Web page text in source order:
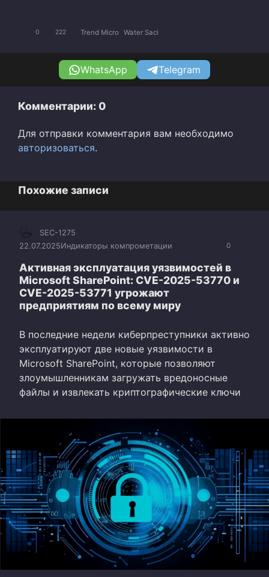
0 222 Trend Micro Water Saci
WhatsApp Telegram
Комментарии: 0
Для отправки комментария вам необходимо
авторизоваться.
Похожие записи
0
SEC-1275
22.07.2025Индикаторы компрометации
Активная эксплуатация уязвимостей в
Microsoft SharePoint: CVE-2025-53770 и
CVE-2025-53771 угрожают
предприятиям по всему миру
В последние недели киберпреступники активно
эксплуатируют две новые уязвимости в
Microsoft SharePoint, которые позволяют
злоумышленникам загружать вредоносные
файлы и извлекать криптографические ключи